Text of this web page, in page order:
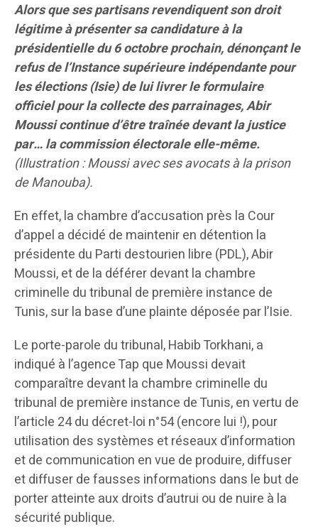
Alors que ses partisans revendiquent son droit
légitime à présenter sa candidature à la
présidentielle du 6 octobre prochain, dénonçant le
refus de l’Instance supérieure indépendante pour
les élections (Isie) de lui livrer le formulaire
officiel pour la collecte des parrainages, Abir
Moussi continue d’être traînée devant la justice
par… la commission électorale elle-même.
(Illustration : Moussi avec ses avocats à la prison
de Manouba).
En effet, la chambre d’accusation près la Cour
d’appel a décidé de maintenir en détention la
présidente du Parti destourien libre (PDL), Abir
Moussi, et de la déférer devant la chambre
criminelle du tribunal de première instance de
Tunis, sur la base d’une plainte déposée par l’Isie.
Le porte-parole du tribunal, Habib Torkhani, a
indiqué à l’agence Tap que Moussi devait
comparaître devant la chambre criminelle du
tribunal de première instance de Tunis, en vertu de
l’article 24 du décret-loi n°54 (encore lui !), pour
utilisation des systèmes et réseaux d’information
et de communication en vue de produire, diffuser
et diffuser de fausses informations dans le but de
porter atteinte aux droits d’autrui ou de nuire à la
sécurité publique.